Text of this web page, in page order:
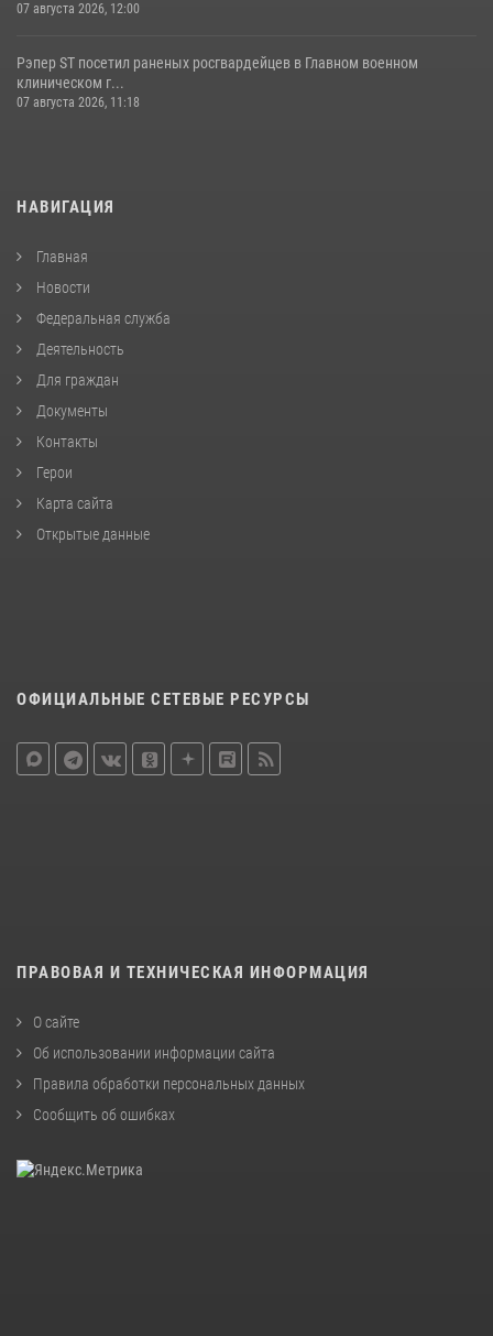
07 августа 2026, 12:00
Рэпер ST посетил раненых росгвардейцев в Главном военном
клиническом г...
07 августа 2026, 11:18
НАВИГАЦИЯ
Главная
Новости
Федеральная служба
Деятельность
Для граждан
Документы
Контакты
Герои
Карта сайта
Открытые данные
ОФИЦИАЛЬНЫЕ СЕТЕВЫЕ РЕСУРСЫ
ПРАВОВАЯ И ТЕХНИЧЕСКАЯ ИНФОРМАЦИЯ
О сайте
Об использовании информации сайта
Правила обработки персональных данных
Сообщить об ошибках